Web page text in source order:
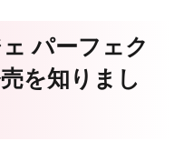
パーフェク
を知りまし